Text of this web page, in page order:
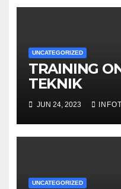
UNCATEGORIZED
TRAINING
TEKNIK
JUN 24, 2023
UNCATEGORIZED